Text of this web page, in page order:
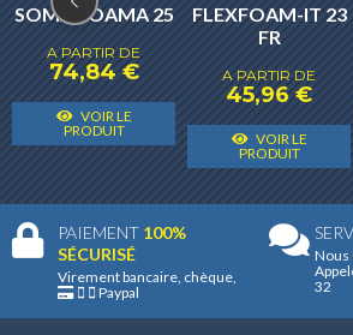
Ce
produit
a
variantes.
options
SOMA FOAMA 25
A PARTIR DE
74,84€
VOIR LE
PRODUIT
Ce
produit
a
plusieurs
options
FLEXFOAM-IT 23
FR
A PARTIR DE
45,96€
VOIR LE
PRODUIT
PAIEMENT 100%
SÉCURISÉ
Virement bancaire, chèque,
Paypal
Nous
32